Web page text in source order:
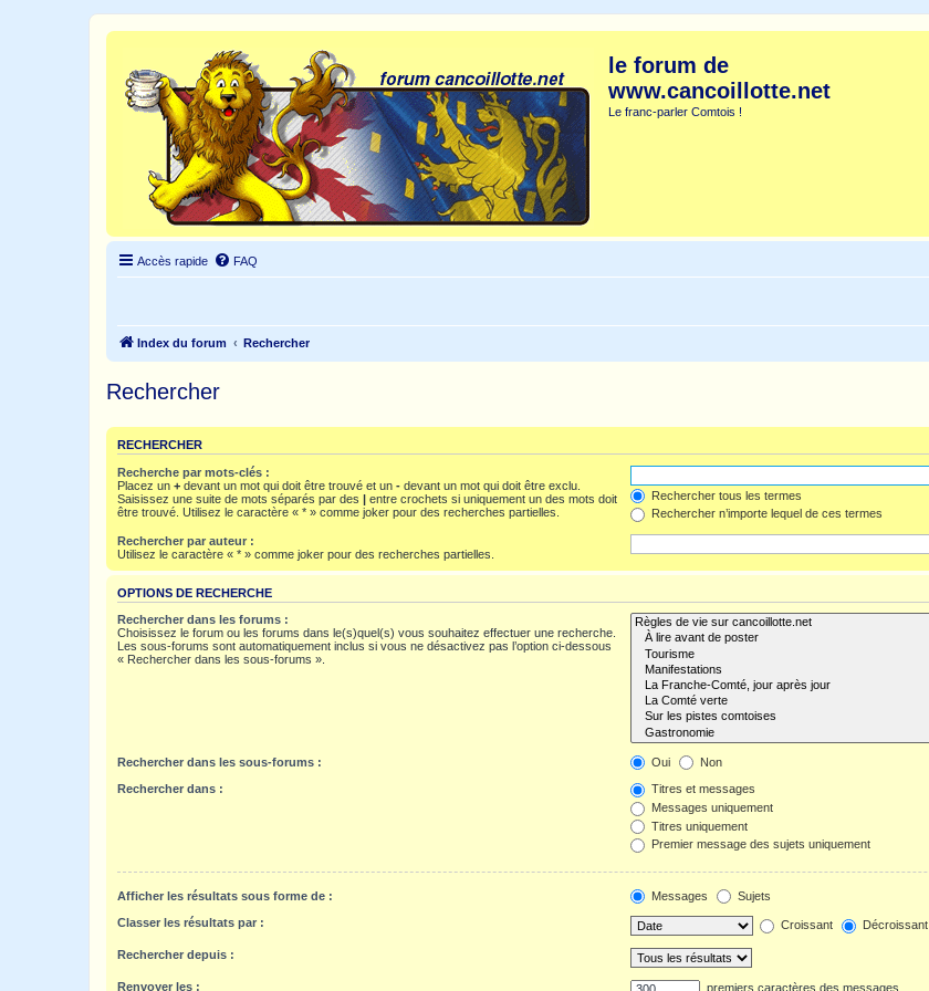
le forum de
www.cancoillotte.net
Le franc-parler Comtois !
Accès rapide FAQ
Index du forum Rechercher
Rechercher
RECHERCHER
Recherche par mots-clés :
Placez un + devant un mot qui doit être trouvé et un - devant un mot qui doit être exclu.
Saisissez une suite de mots séparés par des | entre crochets si uniquement un des mots doit
être trouvé. Utilisez le caractère « * » comme joker pour des recherches partielles.
Rechercher tous les termes
Rechercher n’importe lequel de ces termes
Rechercher par auteur :
Utilisez le caractère « * » comme joker pour des recherches partielles.
OPTIONS DE RECHERCHE
Rechercher dans les forums :
Choisissez le forum ou les forums dans le(s)quel(s) vous souhaitez effectuer une recherche.
Les sous-forums sont automatiquement inclus si vous ne désactivez pas l’option ci-dessous
« Rechercher dans les sous-forums ».
Rechercher dans les sous-forums : Oui Non
Rechercher dans :
Titres et messages
Messages uniquement
Titres uniquement
Premier message des sujets uniquement
Afficher les résultats sous forme de : Messages Sujets
Classer les résultats par : Croissant Décroissant
Rechercher depuis :
Renvoyer les : premiers caractères des messages